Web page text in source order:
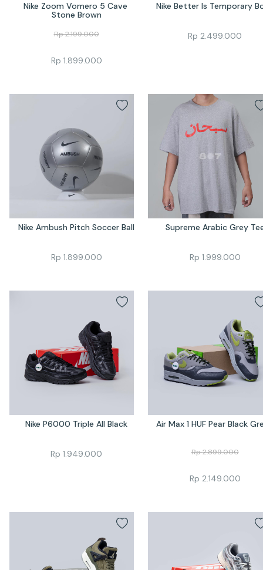
Nike Zoom Vomero 5 Cave
Stone Brown
Rp2.199.000
Rp 1.899.000
Nike Better Is Temporary
Rp 2.499.000
Nike Ambush Pitch Soccer Ball
Rp 1.899.000
Supreme Arabic Grey
Rp 1.999.000
Nike P6000 Triple All Black
Rp 1.949.000
Air Max 1 HUF Pear Black
Rp2.899.000
Rp 2.149.000